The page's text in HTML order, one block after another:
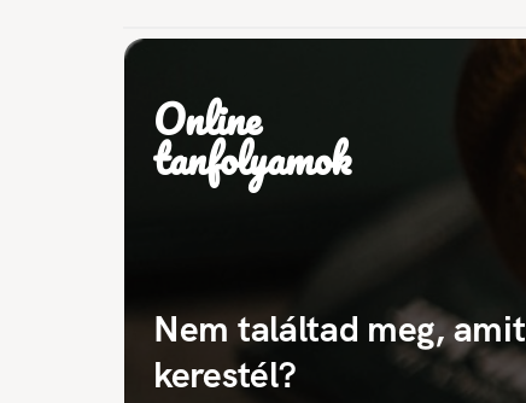
Online
tanfolyamok
Nem találtad meg, amit
kerestél?